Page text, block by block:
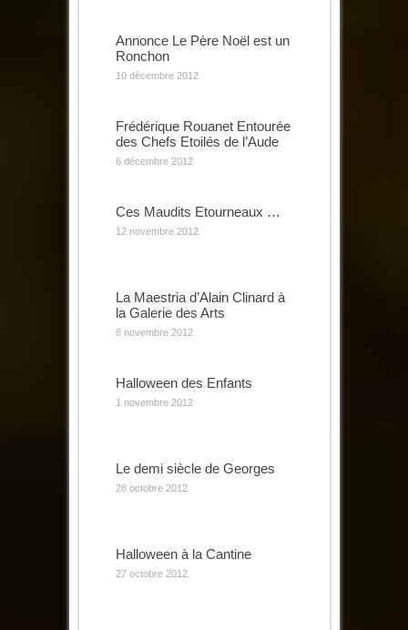
Annonce Le Père Noël est un
Ronchon
10 décembre 2012
Frédérique Rouanet Entourée
des Chefs Etoilés de l’Aude
6 décembre 2012
Ces Maudits Etourneaux …
12 novembre 2012
La Maestria d’Alain Clinard à
la Galerie des Arts
8 novembre 2012
Halloween des Enfants
1 novembre 2012
Le demi siècle de Georges
28 octobre 2012
Halloween à la Cantine
27 octobre 2012